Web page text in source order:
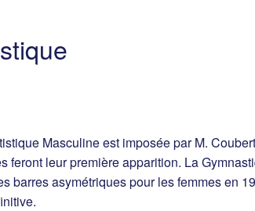
Masculine est imposée par M.
feront leur première apparition. La
barres asymétriques pour les femmes en